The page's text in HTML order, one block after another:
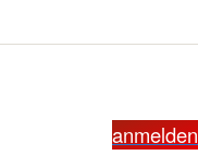
anmelden